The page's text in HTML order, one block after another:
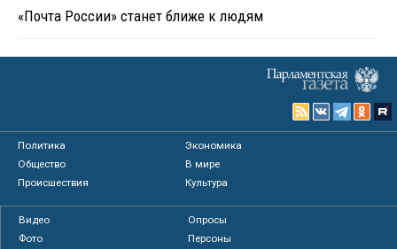
«Почта России» станет ближе к людям
Политика
Экономика
Общество
В мире
Происшествия
Культура
Видео
Опросы
Фото
Персоны